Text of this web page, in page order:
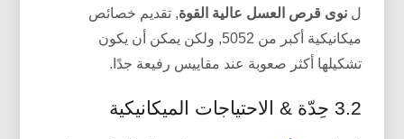
لنوى قرص العسل عالية القوة, تقديم خصائص
ميكانيكية أكبر من 5052, ولكن يمكن أن يكون
تشكيلها أكثر صعوبة عند مقاييس رفيعة جدًا.
3.2 حِدّة & الاحتياجات الميكانيكية